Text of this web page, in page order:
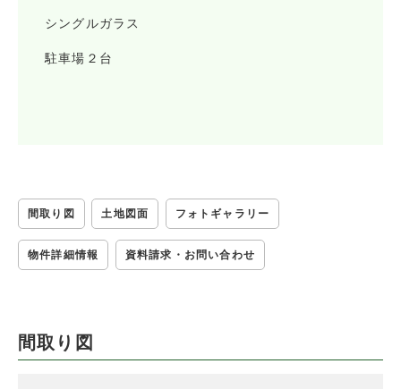
シングルガラス
駐車場２台
間取り図 土地図面 フォトギャラリー
物件詳細情報 資料請求・お問い合わせ
間取り図